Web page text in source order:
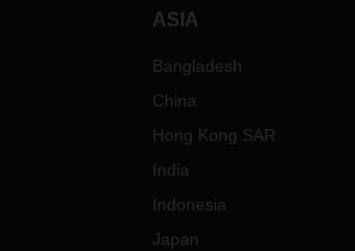
ASIA
Bangladesh
China
Hong Kong SAR
India
Indonesia
Japan